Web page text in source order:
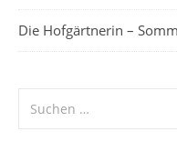
Die Hofgärtnerin –